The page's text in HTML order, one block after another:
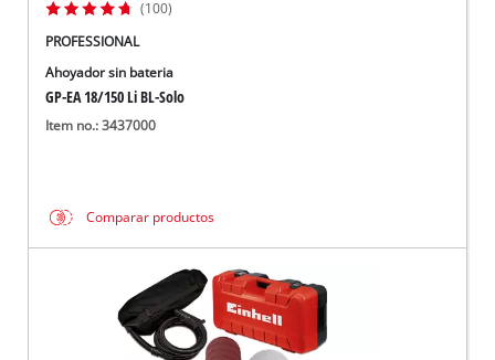
(100)
PROFESSIONAL
Ahoyador sin bateria
GP-EA 18/150 Li BL-Solo
Item no.: 3437000
Comparar productos